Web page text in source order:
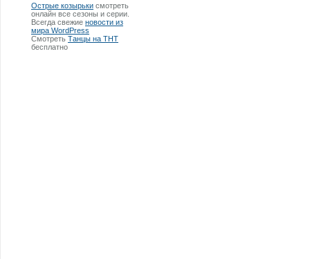
Острые козырьки смотреть
онлайн все сезоны и серии.
Всегда свежие новости из
мира WordPress
Смотреть Танцы на ТНТ
бесплатно